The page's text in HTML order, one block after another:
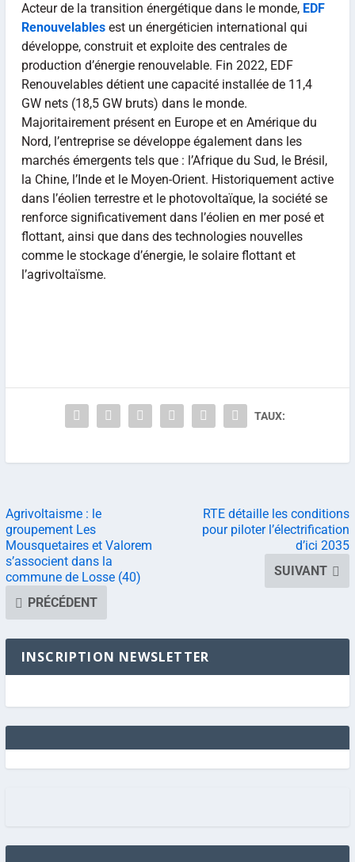
Acteur de la transition énergétique dans le monde, EDF
Renouvelables est un énergéticien international qui
développe, construit et exploite des centrales de
production d’énergie renouvelable. Fin 2022, EDF
Renouvelables détient une capacité installée de 11,4
GW nets (18,5 GW bruts) dans le monde.
Majoritairement présent en Europe et en Amérique du
Nord, l’entreprise se développe également dans les
marchés émergents tels que : l’Afrique du Sud, le Brésil,
la Chine, l’Inde et le Moyen-Orient. Historiquement active
dans l’éolien terrestre et le photovoltaïque, la société se
renforce significativement dans l’éolien en mer posé et
flottant, ainsi que dans des technologies nouvelles
comme le stockage d’énergie, le solaire flottant et
l’agrivoltaïsme.
TAUX:
Agrivoltaisme : le
groupement Les
Mousquetaires et Valorem
s’associent dans la
commune de Losse (40)
PRÉCÉDENT
RTE détaille les conditions
pour piloter l’électrification
d’ici 2035
SUIVANT
INSCRIPTION NEWSLETTER